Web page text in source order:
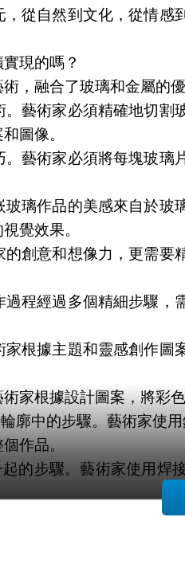
從自然到文化，從情
現的嗎？
，融合了玻璃和金屬的
藝術家必須精確地切
圖像。
藝術家必須將每塊玻
璃作品的美感來自於
覺效果。
創意和想像力，更需
程經過多個精細步驟
根據主題和靈感創作
家根據設計圖案，將彩
廓中的步驟。藝術家使
作品。
的步驟。藝術家使用焊
行仔細檢查，確保玻璃